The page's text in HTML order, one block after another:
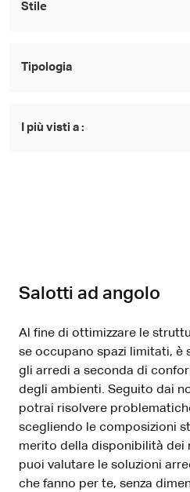
Stile
Tipologia
I più visti a :
Salotti ad angolo
Al fine di ottimizzare le
se occupano spazi limitati, è
gli arredi a seconda di
degli ambienti. Seguito dai
potrai risolvere
scegliendo le composizioni
merito della disponibilità dei
puoi valutare le soluzioni
che fanno per te, senza